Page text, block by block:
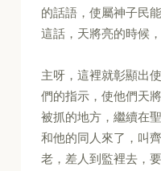
的話語，使屬神子民
這話，天將亮的時候
主呀，這裡就彰顯出
們的指示，使他們天
被抓的地方，繼續在
和他的同人來了，叫
老，差人到監裡去，